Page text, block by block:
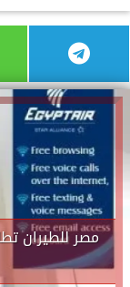
مصر للطيران